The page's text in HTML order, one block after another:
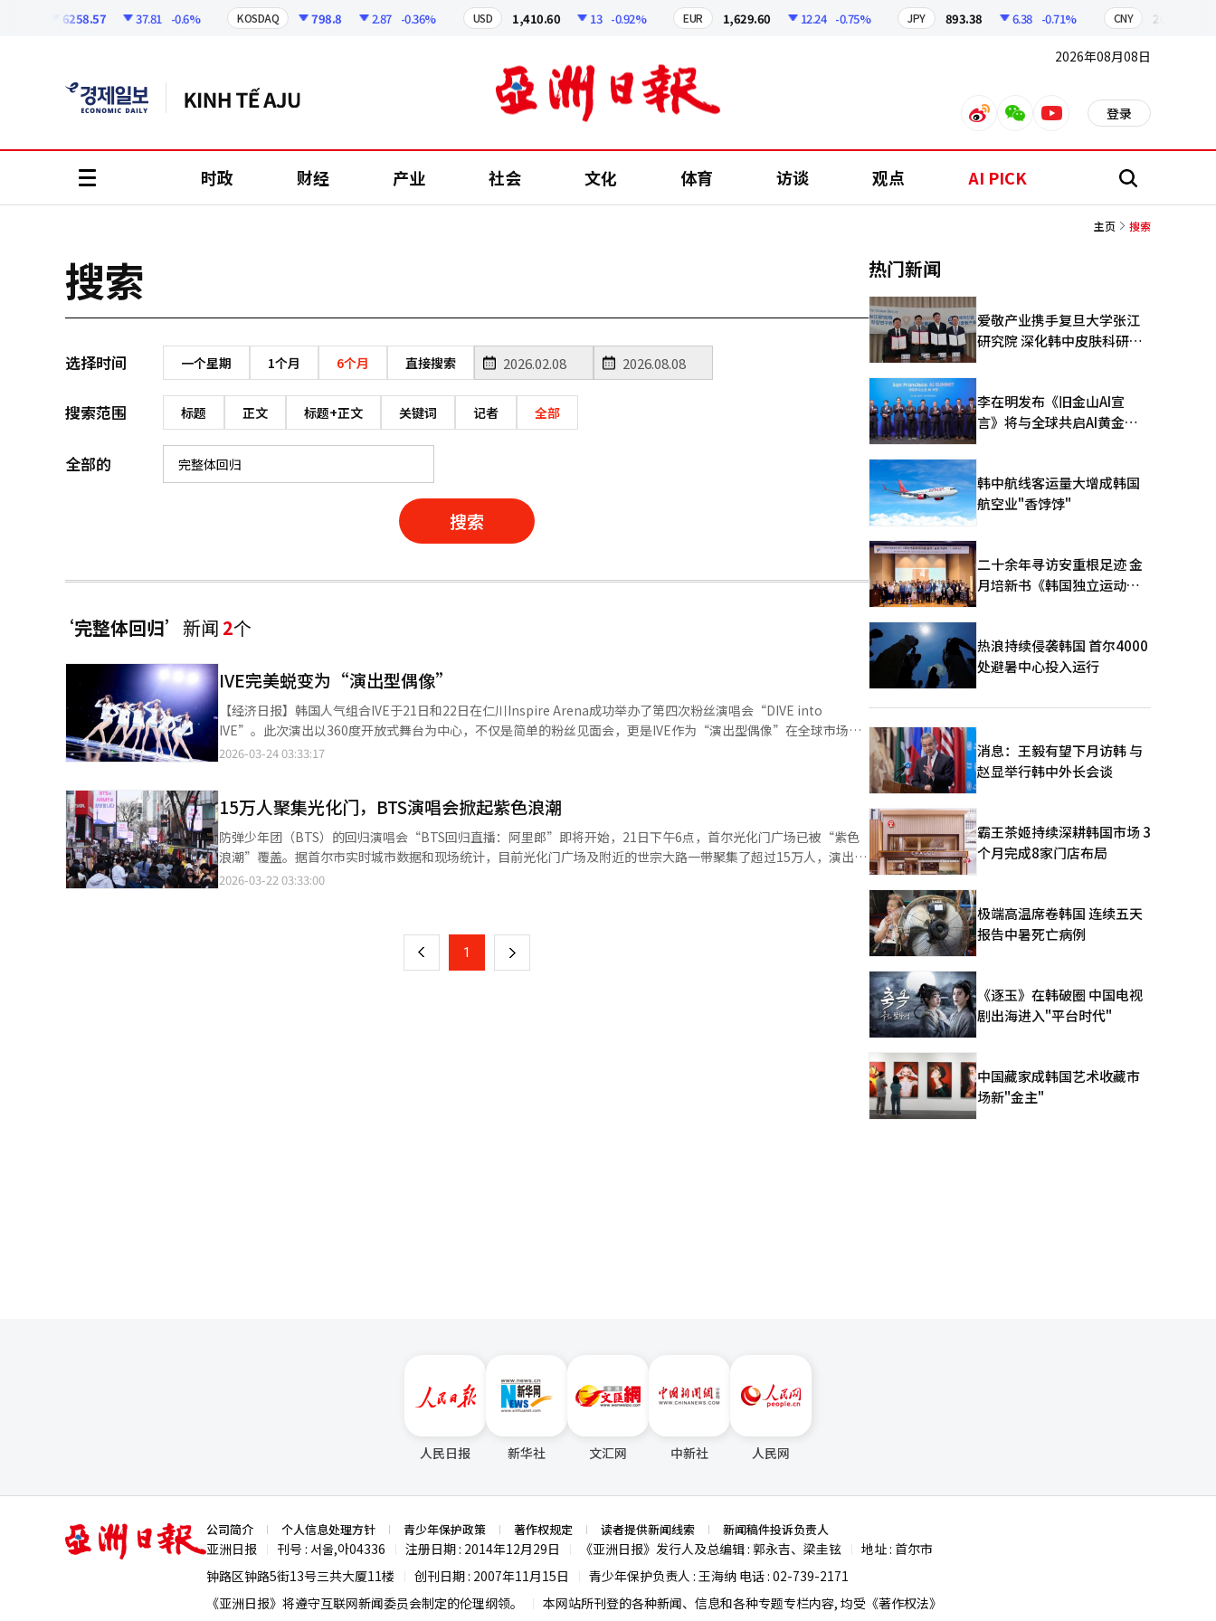
6258.57 37.81 -0.6% KOSDAQ 798.8 2.87 -0.36% USD 1,410.60 13 -0.92% EUR 1,629.60 12.24 -0.75% JPY 893.38 6.38 -0.71% CNY 209.17
2026年08月08日
weiboweixinyoutube 登录
时政 财经 产业 社会 文化 体育 访谈 观点 AI PICK 搜
主页 搜索
搜索
选择时间 一个星期 1个月 6个月 直接搜索
搜索范围 标题 正文 标题+正文 关键词 记者 全部
全部的
搜索
‘完整体回归’ 新闻 2个
IVE完美蜕变为“演出型偶像”
【经济日报】韩国人气组合IVE于21日和22日在仁川Inspire Arena成功举办了第四次粉丝演唱会“DIVE into
IVE”。此次演出以360度开放式舞台为中心，不仅是简单的粉丝见面会，更是IVE作为“演出型偶像”在全球市场成
长的重要里程碑。通过Netflix等全球平台的直播，IVE与全球粉丝“DIVE”互动，为即将到来的第二次世界巡演拉开
《Genie》的翻唱舞台，赋予了IVE独特的风格，获得了好评。以海底神殿和航海为主题的VCR故事让观众沉浸其中，
展示了K-pop演出市场从简单的歌舞向“体验型娱乐”进化的趋势。IVE的这次演出意义重大，因为它是在上个月发
布的第二张正规专辑先行双主打曲《BANG BANG》在国内主要音源榜单上实现“完美全杀”并获得音乐节目9冠王
后举行的。IVE自出道以来，从《LOVE DIVE》到《HEYA》，每首发布的歌曲都登上音源榜首，获得了大众的认可和
粉丝的支持。这表明Starship娱乐追求的“完美型女团”战略在市场上取得了成功。此次粉丝演唱会中成员们展现的
坡开始与全球DIVE见面。目前，IVE在全球音乐市场的地位比以往更加稳固。在北美和欧洲市场，K-pop偶像的演出
需求急剧增加，IVE已经在欧洲和美洲主要城市证明了其票房号召力。此次世界巡演将成为检验IVE的“大众音乐
2026-03-24 03:33:17
15万人聚集光化门，BTS演唱会掀起紫色浪潮
防弹少年团（BTS）的回归演唱会“BTS回归直播：阿里郎”即将开始，21日下午6点，首尔光化门广场已被“紫色
浪潮”覆盖。据首尔市实时城市数据和现场统计，目前光化门广场及附近的世宗大路一带聚集了超过15万人，演出热
情达到顶峰。上午约2万人的人群在下午3点后迅速增加，与周末下班人流汇合，广场周边人满为患。警方和主办方判
增加了近20倍，仍因顾客涌入而将收银台移至店外。相反，距离广场300米以上的商店因交通限制受到影响。一些咖
啡馆和餐馆抱怨“BTS演出反而让顾客减少”，显示出商圈两极化的现象。演出临近时，附近餐馆打出“可观看
Netflix”的招牌吸引预订顾客。一家牛骨汤店表示，“预订座位已满，电话咨询不断”，显示出通过Netflix全球直播
2026-03-22 03:33:00
上 1 下
热门新闻
爱敬产业携手复旦大学张江
研究院 深化韩中皮肤科研合
李在明发布《旧金山AI宣
言》将与全球共启AI黄金时
韩中航线客运量大增成韩国
航空业"香饽饽"
二十余年寻访安重根足迹 金
月培新书《韩国独立运动圣
热浪持续侵袭韩国 首尔4000
处避暑中心投入运行
消息：王毅有望下月访韩 与
赵显举行韩中外长会谈
霸王茶姬持续深耕韩国市场 3
个月完成8家门店布局
极端高温席卷韩国 连续五天
报告中暑死亡病例
《逐玉》在韩破圈 中国电视
剧出海进入"平台时代"
中国藏家成韩国艺术收藏市
场新"金主"
人民日报 新华社 文汇网 中新社 人民网
亚
洲
日
公司简介 个人信息处理方针 青少年保护政策 著作权规定 读者提供新闻线索 新闻稿件投诉负责人
亚洲日报 刊号 : 서울,아04336 注册日期 : 2014年12月29日 《亚洲日报》发行人及总编辑 : 郭永吉、梁圭铉
地址 : 首尔市
钟路区钟路5街13号三共大厦11楼
创刊日期 : 2007年11月15日
青少年保护负责人 : 王海纳 电话 : 02-739-2171
《亚洲日报》将遵守互联网新闻委员会制定的伦理纲领。
本网站所刊登的各种新闻、信息和各种专题专栏内容, 均受《著作权法》